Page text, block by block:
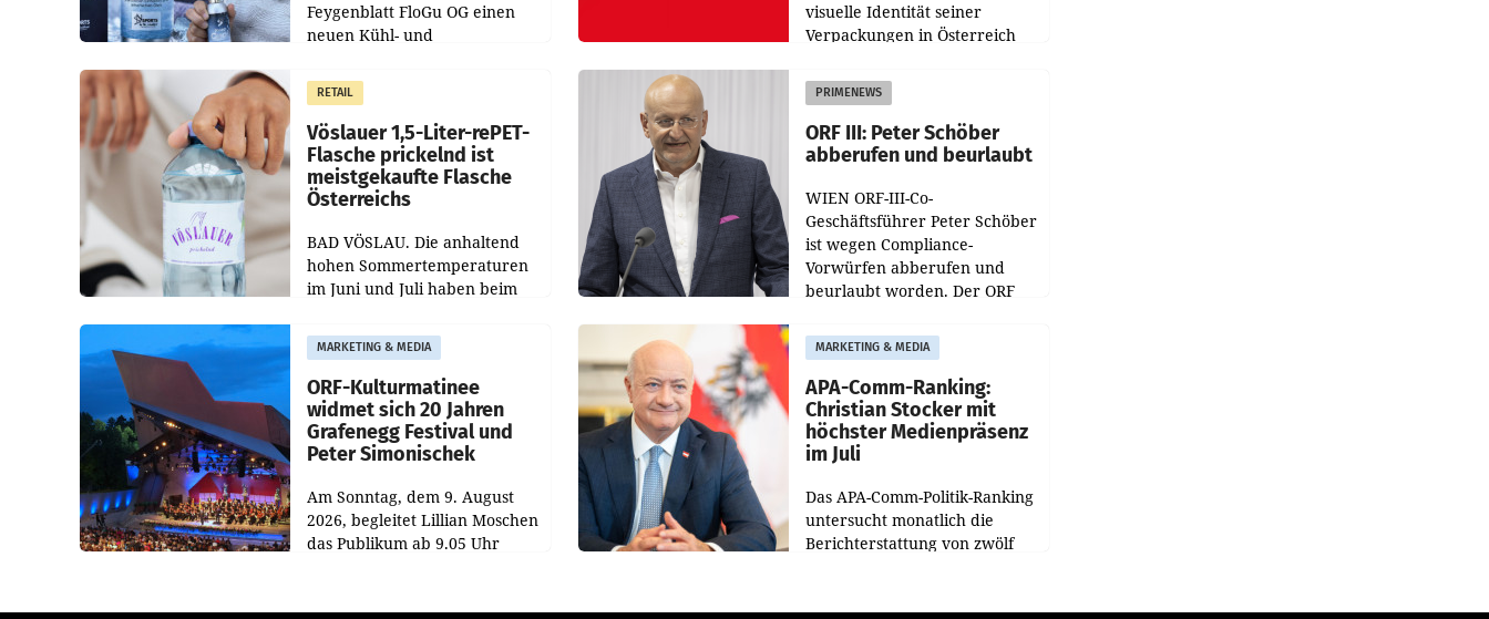
Feygenblatt FloGu OG einen
neuen Kühl- und
Markt. Das Produkt namens
„Keep Cool“ ist zu 100 Prozent
visuelle Identität seiner
Verpackungen in Österreich
Redesigns stehen zentrale
Gestaltungselemente
RETAIL
Vöslauer 1,5-Liter-rePET-
Flasche prickelnd ist
meistgekaufte Flasche
Österreichs
BAD VÖSLAU. Die anhaltend
hohen Sommertemperaturen
im Juni und Juli haben beim
Getränkehersteller Vöslauer zu
deutlichen Absatzzuwächsen
geführt. Während
PRIMENEWS
ORF III: Peter Schöber
abberufen und beurlaubt
WIEN ORF-III-Co-
Geschäftsführer Peter Schöber
ist wegen Compliance-
Vorwürfen abberufen und
beurlaubt worden. Der ORF
entsprechende
Medienberichte.
MARKETING & MEDIA
ORF-Kulturmatinee
widmet sich 20 Jahren
Grafenegg Festival und
Peter Simonischek
Am Sonntag, dem 9. August
2026, begleitet Lillian Moschen
das Publikum ab 9.05 Uhr
startet mit der Dokumentation
MARKETING & MEDIA
APA-Comm-Ranking:
Christian Stocker mit
höchster Medienpräsenz
im Juli
Das APA-Comm-Politik-Ranking
untersucht monatlich die
Berichterstattung von zwölf
welche Politikerinnen und